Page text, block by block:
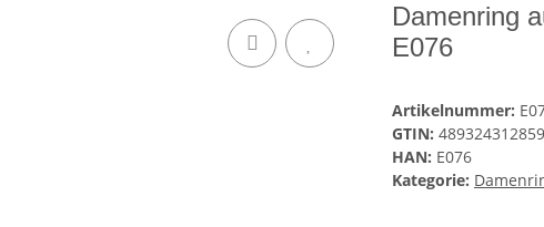
Damenring
E076
Artikelnummer:
GTIN:
HAN: E076
Kategorie: